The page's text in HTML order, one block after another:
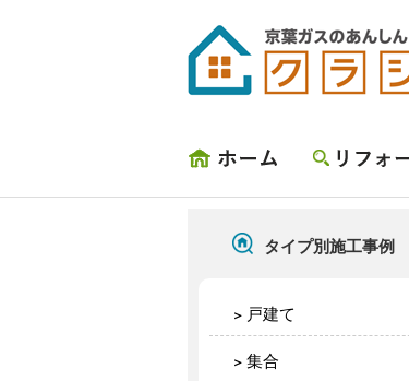
タイプ別施工事例
戸建て
集合